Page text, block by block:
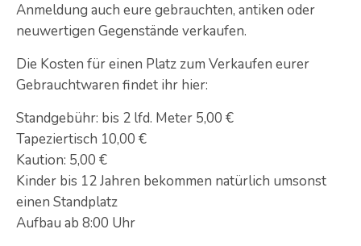
Anmeldung auch eure gebrauchten, antiken oder
neuwertigen Gegenstände verkaufen.
Die Kosten für einen Platz zum Verkaufen eurer
Gebrauchtwaren findet ihr hier:
Standgebühr: bis 2 lfd. Meter 5,00 €
Tapeziertisch 10,00 €
Kaution: 5,00 €
Kinder bis 12 Jahren bekommen natürlich umsonst
einen Standplatz
Aufbau ab 8:00 Uhr